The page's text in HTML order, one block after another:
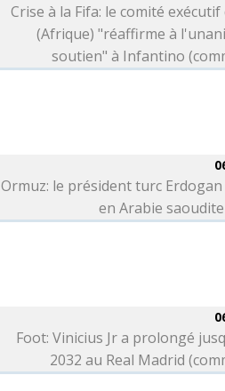
Crise à la Fifa: le comité exécutif
(Afrique) "réaffirme à
soutien" à Infantino
Ormuz: le président turc
en Arabie
Foot: Vinicius Jr a prolongé
2032 au Real Madrid